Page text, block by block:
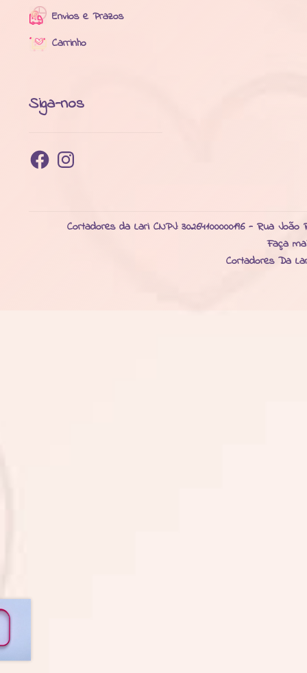
Envios e Prazos
Carrinho
Siga-nos
FacebookInstagram
Cortadores da Lari CNPJ: 30264100000196 - Rua
Faça
Cortadores Da